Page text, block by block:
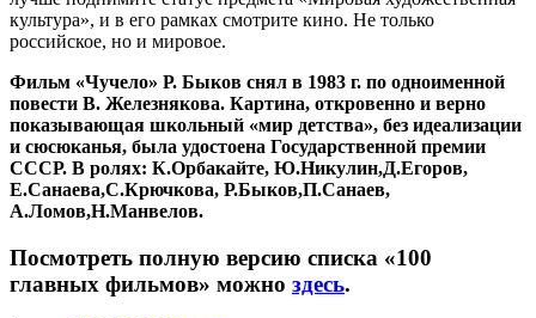
культура», и в его рамках смотрите кино. Не только
российское, но и мировое.
Фильм «Чучело» Р. Быков снял в 1983 г. по одноименной
повести В. Железнякова. Картина, откровенно и верно
показывающая школьный «мир детства», без идеализации
и сюсюканья, была удостоена Государственной премии
СССР. В ролях: К.Орбакайте, Ю.Никулин,Д.Егоров,
Е.Санаева,С.Крючкова, Р.Быков,П.Санаев,
А.Ломов,Н.Манвелов.
Посмотреть полную версию списка «100
главных фильмов» можно здесь.